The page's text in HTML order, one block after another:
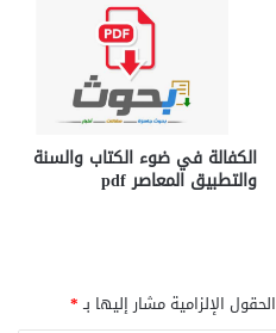
الكفالة في ضوء الكتاب والسنة
والتطبيق المعاصر pdf
الحقول الإلزامية مشار إليها بـ*